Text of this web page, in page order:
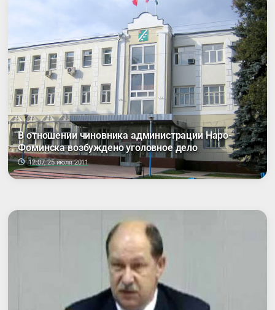
В отношении чиновника администрации Наро-
Фоминска возбуждено уголовное дело
12:07, 25 июля 2011